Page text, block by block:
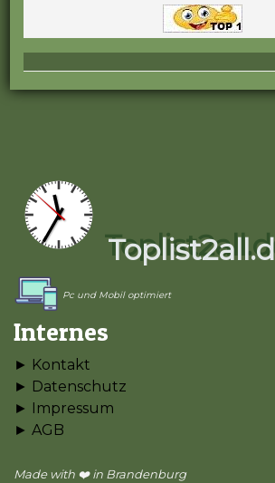
Pc und Mobil optimiert
Internes
► Kontakt
► Datenschutz
► Impressum
► AGB
Made with ❤️ in Brandenburg